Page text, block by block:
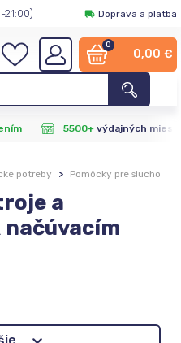
21:00) Doprava a platba
0
0,00 €
5500+výdajných miest
potreby > Pomôcky pre sluchovo
a